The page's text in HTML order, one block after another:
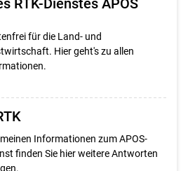
RTK-Dienstes APOS
für die Land- und
Hier geht's zu allen
Informationen zum APOS-
finden Sie hier weitere Antworten